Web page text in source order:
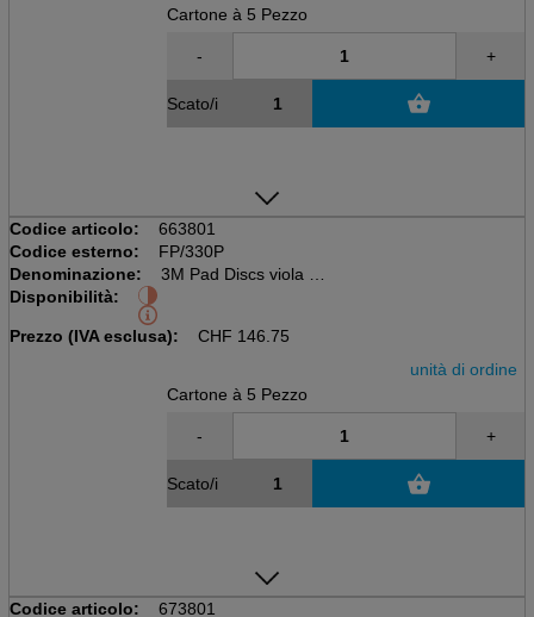
Cartone à 5 Pezzo
- +
Scato/i
Codice articolo:
663801
Codice esterno:
FP/330P
Denominazione:
3M Pad Discs viola 13'
Disponibilità:
Prezzo (IVA esclusa): CHF 146.75
unità di ordine
Cartone à 5 Pezzo
- +
Scato/i
Codice articolo: 673801